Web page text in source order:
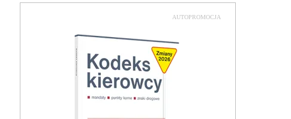
AUTOPROMOCJA